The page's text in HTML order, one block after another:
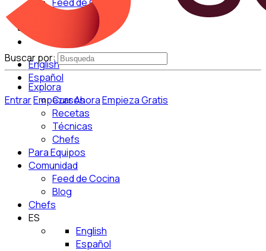
English
Español
EntrarEmpezar AhoraEmpieza Gratis
Buscar por:
Explora
Cursos
Recetas
Técnicas
Chefs
Para Equipos
Comunidad
Feed de Cocina
Blog
Chefs
ES
English
Español